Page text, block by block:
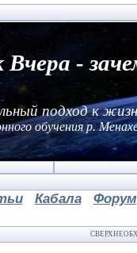
Вчера -
подход к
обучения р.
Кабала Форум